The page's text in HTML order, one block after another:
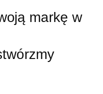
markę w